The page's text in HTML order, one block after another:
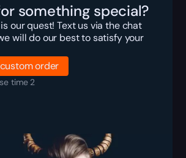
something special?
our quest! Text us via the chat
will do our best to satisfy your
order
time 2